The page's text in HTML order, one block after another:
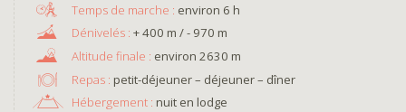
environ 6 h
+ 400 m / - 970 m
environ 2630 m
Repas : petit-déjeuner – déjeuner – dîner
Hébergement : nuit en lodge